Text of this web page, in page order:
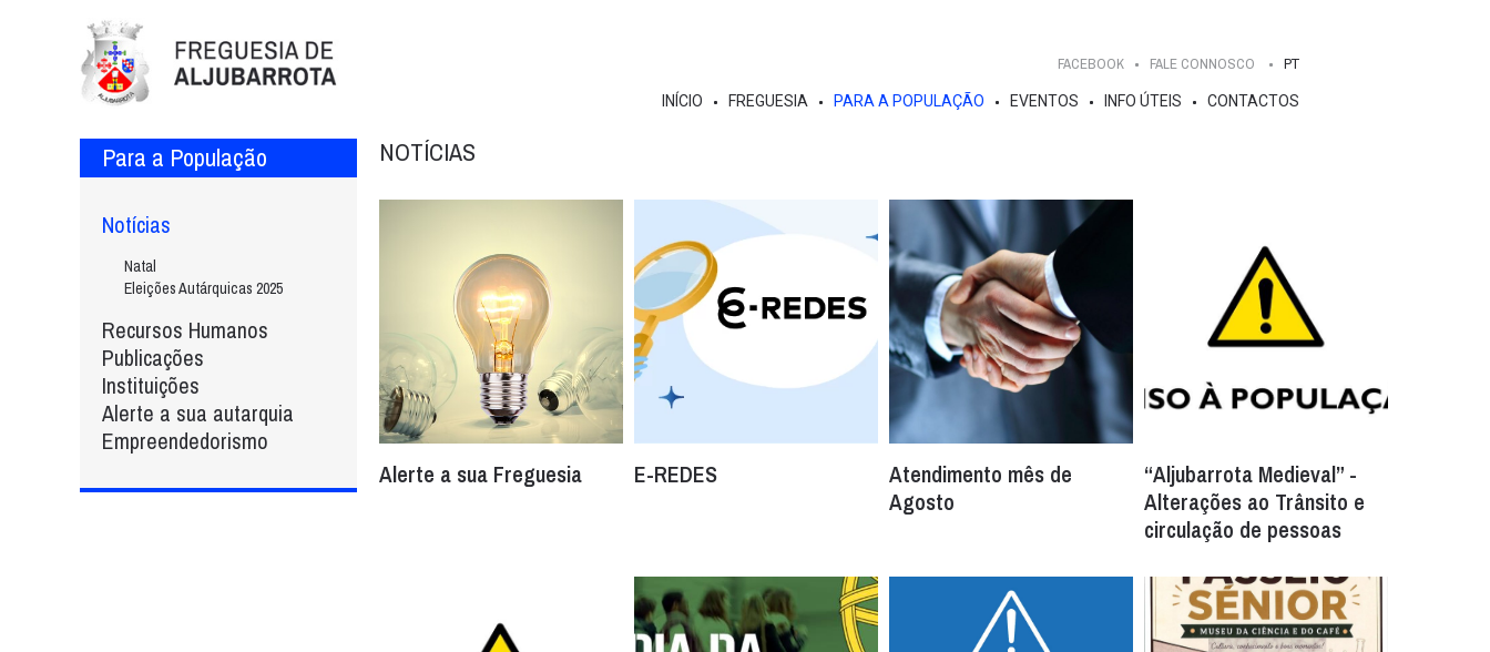
FACEBOOK FALE CONNOSCO PT
INÍCIO FREGUESIA PARA A POPULAÇÃO EVENTOS INFO ÚTEIS CONTACTOS
Para a População
Notícias
Natal
Eleições Autárquicas 2025
Recursos Humanos
Publicações
Instituições
Alerte a sua autarquia
Empreendedorismo
NOTÍCIAS
Alerte a sua Freguesia E-REDES
Atendimento mês de
Agosto
“Aljubarrota Medieval” -
Alterações ao Trânsito e
circulação de pessoas